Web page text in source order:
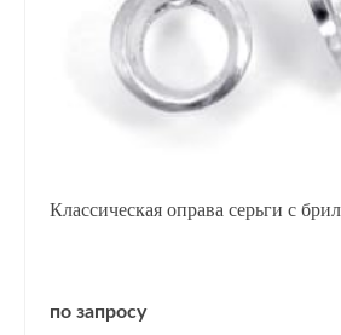
Классическая оправа серьги с
по запросу